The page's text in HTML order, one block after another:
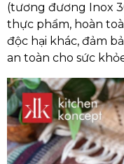
(tương đương Inox
thực phẩm, hoàn
độc hại khác, đảm
an toàn cho sức